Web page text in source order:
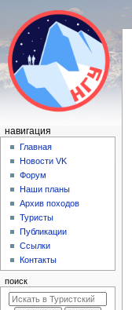
Н
я
навигация
Главная
Новости VK
Форум
Наши планы
Архив походов
Туристы
Публикации
Ссылки
Контакты
поиск